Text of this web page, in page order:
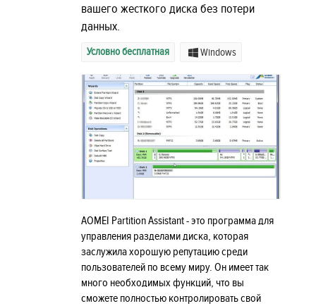
вашего жесткого диска без потери
данных.
Условно бесплатная Windows
AOMEI Partition Assistant - это программа для
управления разделами диска, которая
заслужила хорошую репутацию среди
пользователей по всему миру. Он имеет так
много необходимых функций, что вы
сможете полностью контролировать свой